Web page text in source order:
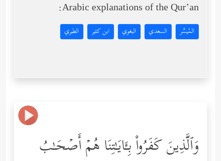
Arabic explanations of the Qur’an:
المُيسَّر السعدي البغوي ابن كثير الطبري
وَٱلَّذِینَ كَفَرُواْ بِـَٔایَـٰتِنَا هُمۡ أَصۡحَـٰبُ